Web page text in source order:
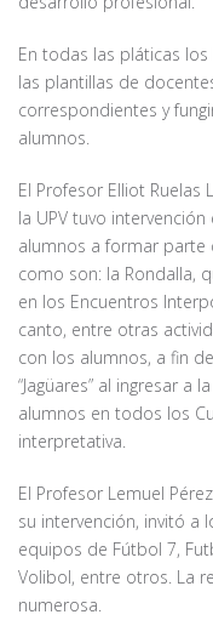
En todas las pláticas
las plantillas de
correspondientes y
alumnos.
El Profesor Elliot
la UPV tuvo
alumnos a formar parte
como son: la Rondalla,
en los Encuentros
canto, entre otras
con los alumnos, a fin
“Jagüares” al ingresar a
alumnos en todos los
interpretativa.
El Profesor Lemuel
su intervención, invitó a
equipos de Fútbol 7,
Volibol, entre otros. La
numerosa.